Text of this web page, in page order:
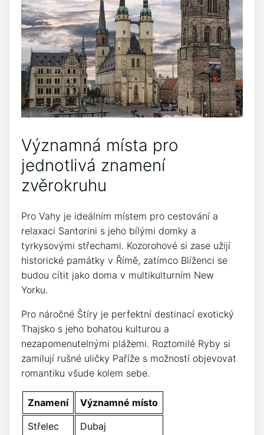
Významná místa pro
jednotlivá znamení
zvěrokruhu
Pro Vahy je ideálním místem pro cestování a
relaxaci Santorini s jeho bílými domky a
tyrkysovými střechami. Kozorohové si zase užijí
historické památky v Římě, zatímco Blíženci se
budou cítit jako doma v multikulturním New
Yorku.
Pro náročné Štíry je perfektní destinací exotický
Thajsko s jeho bohatou kulturou a
nezapomenutelnými plážemi. Roztomilé Ryby si
zamilují rušné uličky Paříže s možností objevovat
romantiku všude kolem sebe.
Znamení
Významné místo
Střelec
Dubaj